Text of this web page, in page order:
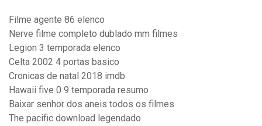
Filme agente 86 elenco
Nerve filme completo dublado mm filmes
Legion 3 temporada elenco
Celta 2002 4 portas basico
Cronicas de natal 2018 imdb
Hawaii five 0 9 temporada resumo
Baixar senhor dos aneis todos os filmes
The pacific download legendado